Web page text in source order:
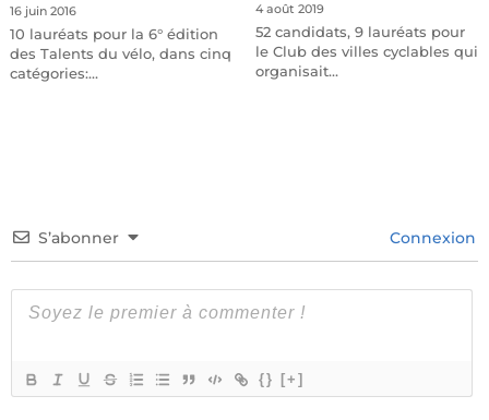
16 juin 2016
10 lauréats pour la 6° édition
des Talents du vélo, dans cinq
catégories:…
4 août 2019
52 candidats, 9 lauréats pour
le Club des villes cyclables qui
organisait…
S’abonner Connexion
{} [+]